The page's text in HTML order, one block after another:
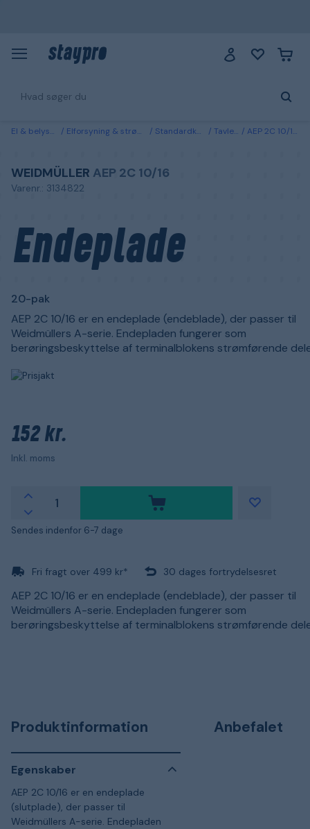
El & belysning Elforsyning & strømfordeling Standardkomponenter Tavler & holdere AEP 2C 10/16 Weidmüller Endeplade 20-pak
WEIDMÜLLER AEP 2C 10/16
Varenr.: 3134822
Endeplade
20-pak
AEP 2C 10/16 er en endeplade (endeblade), der passer til
Weidmüllers A-serie. Endepladen fungerer som
berøringsbeskyttelse af terminalblokens strømførende
152 kr.
Inkl. moms
Sendes indenfor 6-7 dage
Fri fragt over 499 kr* 30 dages fortrydelsesret
AEP 2C 10/16 er en endeplade (endeblade), der passer til
Weidmüllers A-serie. Endepladen fungerer som
berøringsbeskyttelse af terminalblokens strømførende
Produktinformation
Egenskaber
AEP 2C 10/16 er en endeplade
(slutplade), der passer til
Weidmüllers A-serie. Endepladen
Anbefalet